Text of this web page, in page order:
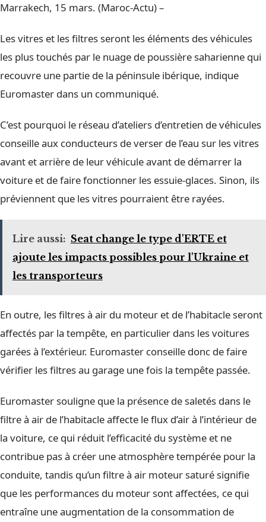
Marrakech, 15 mars. (Maroc-Actu) –
Les vitres et les filtres seront les éléments des véhicules
les plus touchés par le nuage de poussière saharienne qui
recouvre une partie de la péninsule ibérique, indique
Euromaster dans un communiqué.
C’est pourquoi le réseau d’ateliers d’entretien de véhicules
conseille aux conducteurs de verser de l’eau sur les vitres
avant et arrière de leur véhicule avant de démarrer la
voiture et de faire fonctionner les essuie-glaces. Sinon, ils
préviennent que les vitres pourraient être rayées.
Lire aussi: Seat change le type d'ERTE et
ajoute les impacts possibles pour l'Ukraine et
les transporteurs
En outre, les filtres à air du moteur et de l’habitacle seront
affectés par la tempête, en particulier dans les voitures
garées à l’extérieur. Euromaster conseille donc de faire
vérifier les filtres au garage une fois la tempête passée.
Euromaster souligne que la présence de saletés dans le
filtre à air de l’habitacle affecte le flux d’air à l’intérieur de
la voiture, ce qui réduit l’efficacité du système et ne
contribue pas à créer une atmosphère tempérée pour la
conduite, tandis qu’un filtre à air moteur saturé signifie
que les performances du moteur sont affectées, ce qui
entraîne une augmentation de la consommation de